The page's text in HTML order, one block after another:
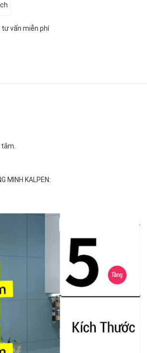
vấn miễn phí
MINH KALPEN: